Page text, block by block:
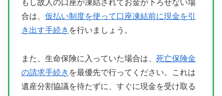
もし故人の口座が凍結されてお金が下ろせない場
合は、 仮払い制度を使って口座凍結前に現金を引
き出す手続き を行いましょう。
また、生命保険に入っていた場合は、 死亡保険金
の請求手続き を最優先で行ってください。これは
遺産分割協議を待たずに、すぐに現金を受け取る